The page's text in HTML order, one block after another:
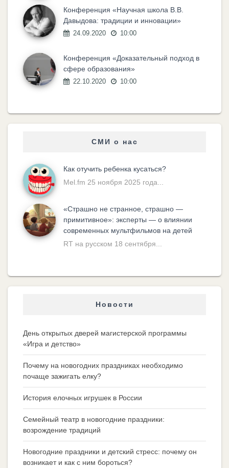
Конференция «Научная школа В.В.
Давыдова: традиции и инновации»
24.09.2020 10:00
Конференция «Доказательный подход в
сфере образования»
22.10.2020 10:00
СМИ о нас
Как отучить ребенка кусаться?
Mel.fm 25 ноября 2025 года...
«Cтрашно не странное, страшно —
примитивное»: эксперты — о влиянии
современных мультфильмов на детей
RT на русском 18 сентября...
Новости
День открытых дверей магистерской программы
«Игра и детство»
Почему на новогодних праздниках необходимо
почаще зажигать елку?
История елочных игрушек в России
Семейный театр в новогодние праздники:
возрождение традиций
Новогодние праздники и детский стресс: почему он
возникает и как с ним бороться?